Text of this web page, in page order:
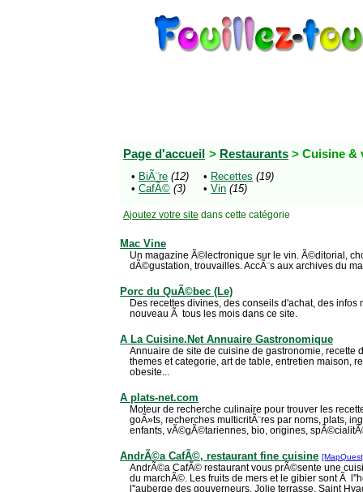
Page d'accueil > Restaurants > Cuisine &
• BiÃ¨re (12)
• CafÃ© (3)
• Recettes (19)
• Vin (15)
Ajoutez votre site dans cette catégorie
Mac Vine
Un magazine Ã©lectronique sur le vin. Ã©ditorial,
dÃ©gustation, trouvailles. AccÃ¨s aux archives du
Porc du QuÃ©bec (Le)
Des recettes divines, des conseils d'achat, des infos
nouveau Ã tous les mois dans ce site.
A La Cuisine.Net Annuaire Gastronomique
Annuaire de site de cuisine de gastronomie, recette
themes et categorie, art de table, entretien maison,
obesite...
A plats-net.com
Moteur de recherche culinaire pour trouver les
goÃ»ts, recherches multicritÃ¨res par noms, plats,
enfants, vÃ©gÃ©tariennes, bio, origines,
AndrÃ©a CafÃ©, restaurant fine cuisine
AndrÃ©a CafÃ© restaurant vous prÃ©sente une
du marchÃ©. Les fruits de mers et le gibier sont Ã
l''auberge des gouverneurs. Jolie terrasse, Saint